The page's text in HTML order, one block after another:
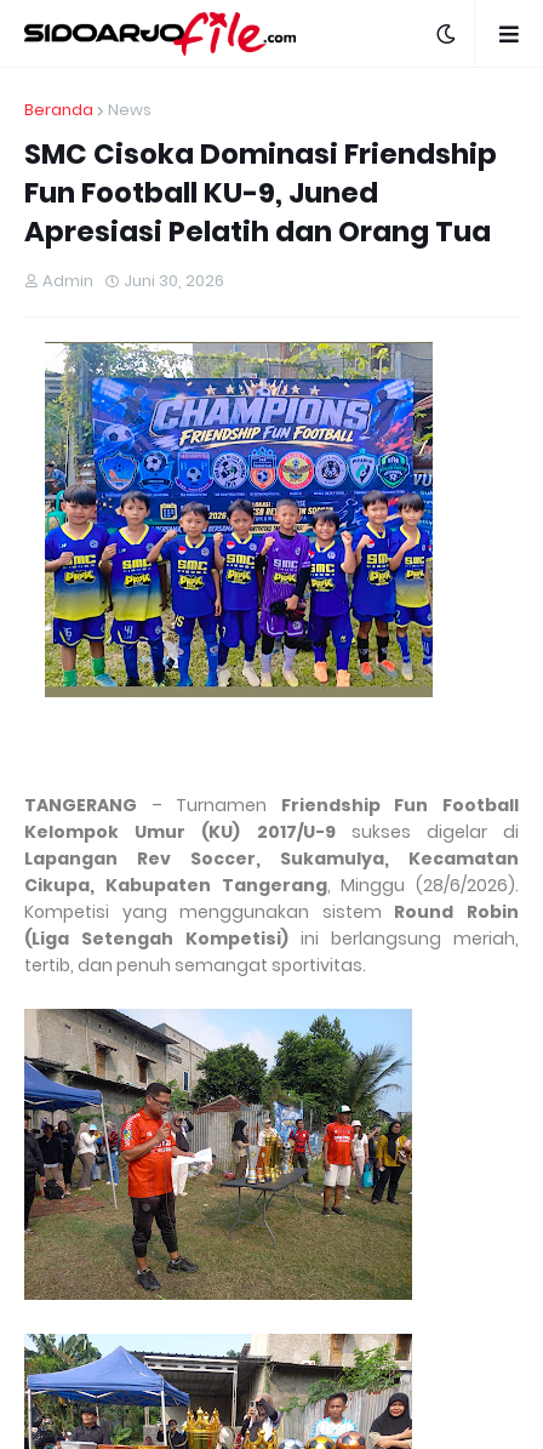
Beranda News
SMC Cisoka Dominasi Friendship
Fun Football KU-9, Juned
Apresiasi Pelatih dan Orang Tua
Admin Juni 30, 2026
TANGERANG – Turnamen Friendship Fun Football
Kelompok Umur (KU) 2017/U-9sukses digelar di
Lapangan Rev Soccer, Sukamulya, Kecamatan
Cikupa, Kabupaten Tangerang, Minggu (28/6/2026).
Kompetisi yang menggunakan sistem Round Robin
(Liga Setengah Kompetisi) ini berlangsung meriah,
tertib, dan penuh semangat sportivitas.